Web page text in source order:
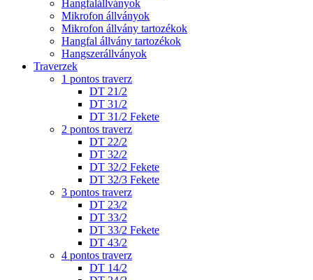
Hangfalállványok
Mikrofon állványok
Mikrofon állvány tartozékok
Hangfal állvány tartozékok
Hangszerállványok
Traverzek
1 pontos traverz
DT 21/2
DT 31/2
DT 31/2 Fekete
2 pontos traverz
DT 22/2
DT 32/2
DT 32/2 Fekete
DT 32/3 Fekete
3 pontos traverz
DT 23/2
DT 33/2
DT 33/2 Fekete
DT 43/2
4 pontos traverz
DT 14/2